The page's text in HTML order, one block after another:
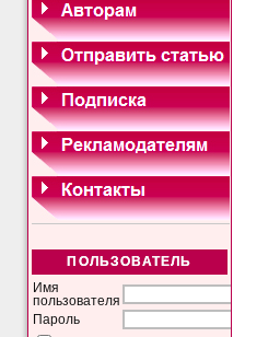
ПОЛЬЗОВАТЕЛЬ
Имя
пользователя
Пароль